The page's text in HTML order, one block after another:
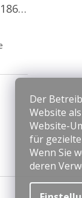
Der
Website
Website-
für
Wenn Sie
deren
Solight Ersatzbatterietyp. 18650, 3,7 V, Li-Ion, 2200 mAh [WN900]
Sternen.